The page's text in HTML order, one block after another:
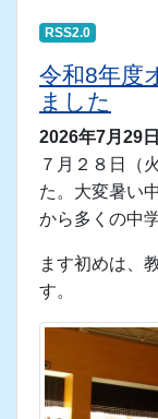
TOPICS
RSS2.0
ました
2026年7月29
７月２８日（